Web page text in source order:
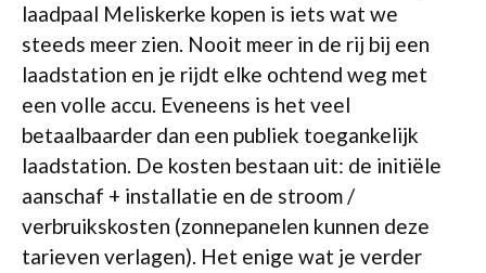
laadpaal Meliskerke kopen is iets wat we
steeds meer zien. Nooit meer in de rij bij een
laadstation en je rijdt elke ochtend weg met
een volle accu. Eveneens is het veel
betaalbaarder dan een publiek toegankelijk
laadstation. De kosten bestaan uit: de initiële
aanschaf + installatie en de stroom /
verbruikskosten (zonnepanelen kunnen deze
tarieven verlagen). Het enige wat je verder